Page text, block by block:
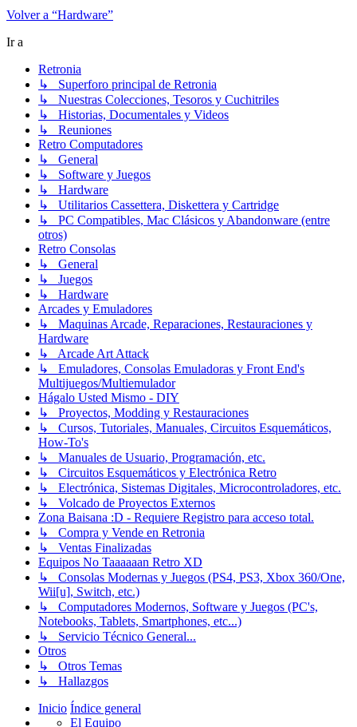
Volver a “Hardware”
Ir a
Retronia
↳ Superforo principal de Retronia
↳ Nuestras Colecciones, Tesoros y Cuchitriles
↳ Historias, Documentales y Videos
↳ Reuniones
Retro Computadores
↳ General
↳ Software y Juegos
↳ Hardware
↳ Utilitarios Cassettera, Diskettera y Cartridge
↳ PC Compatibles, Mac Clásicos y Abandonware (entre
otros)
Retro Consolas
↳ General
↳ Juegos
↳ Hardware
Arcades y Emuladores
↳ Maquinas Arcade, Reparaciones, Restauraciones y
Hardware
↳ Arcade Art Attack
↳ Emuladores, Consolas Emuladoras y Front End's
Multijuegos/Multiemulador
Hágalo Usted Mismo - DIY
↳ Proyectos, Modding y Restauraciones
↳ Cursos, Tutoriales, Manuales, Circuitos Esquemáticos,
How-To's
↳ Manuales de Usuario, Programación, etc.
↳ Circuitos Esquemáticos y Electrónica Retro
↳ Electrónica, Sistemas Digitales, Microcontroladores, etc.
↳ Volcado de Proyectos Externos
Zona Baisana :D - Requiere Registro para acceso total.
↳ Compra y Vende en Retronia
↳ Ventas Finalizadas
Equipos No Taaaaaan Retro XD
↳ Consolas Modernas y Juegos (PS4, PS3, Xbox 360/One,
Wii[u], Switch, etc.)
↳ Computadores Modernos, Software y Juegos (PC's,
Notebooks, Tablets, Smartphones, etc...)
↳ Servicio Técnico General...
Otros
↳ Otros Temas
↳ Hallazgos
Inicio Índice general
El Equipo